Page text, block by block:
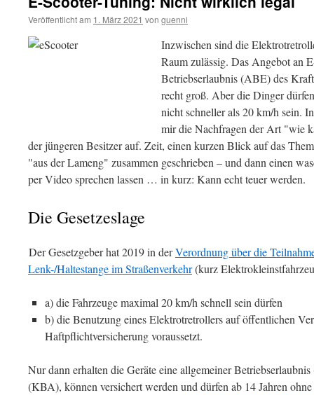
Veröffentlicht am 1. März 2021 von guenni
Inzwischen sind die
Raum zulässig. Das Angebot an
Betriebserlaubnis (ABE) des
recht groß. Aber die Dinger
nicht schneller als 20 km/h sein.
mir die Nachfragen der Art "wie
der jüngeren Besitzer auf. Zeit, einen kurzen Blick auf das
"aus der Lameng" zusammen geschrieben – und dann einen
per Video sprechen lassen … in kurz: Kann echt teuer werden.
Die Gesetzeslage
Der Gesetzgeber hat 2019 in derVerordnung über die
Lenk-/Haltestange im Straßenverkehr(kurz
a) die Fahrzeuge maximal 20 km/h schnell sein dürfen
b) die Benutzung eines Elektrotretrollers auf öffentlichen
Haftpflichtversicherung voraussetzt.
Nur dann erhalten die Geräte eine allgemeiner
(KBA), können versichert werden und dürfen ab 14 Jahren